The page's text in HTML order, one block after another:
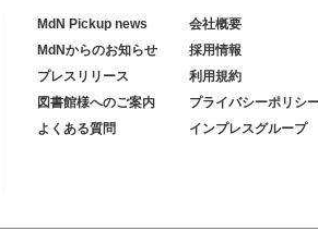
MdN Pickup news
MdNからのお知らせ
プレスリリース
図書館様へのご案内
よくある質問
会社概要
採用情報
利用規約
プライバシーポリシ
インプレスグループ